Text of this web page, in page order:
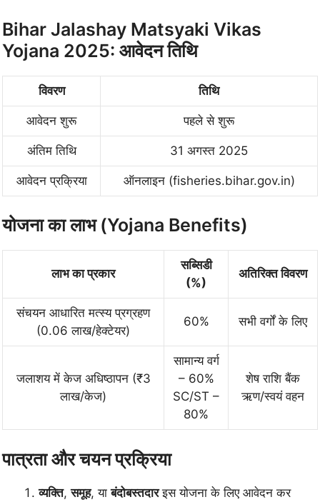
Bihar Jalashay Matsyaki Vikas
Yojana 2025: आवेदन तिथि
विवरण तिथि
आवेदन शुरू पहले से शुरू
अंतिम तिथि 31 अगस्त 2025
आवेदन प्रक्रिया ऑनलाइन (fisheries.bihar.gov.in)
योजना का लाभ (Yojana Benefits)
लाभ का प्रकार
सब्सिडी
(%)
अतिरिक्त विवरण
संचयन आधारित मत्स्य प्रग्रहण
(0.06 लाख/हेक्टेयर)
60% सभी वर्गों के लिए
जलाशय में केज अधिष्ठापन (₹3
लाख/केज)
सामान्य वर्ग
– 60%
SC/ST –
80%
शेष राशि बैंक
ऋण/स्वयं वहन
पात्रता और चयन प्रक्रिया
व्यक्ति,समूह, याबंदोबस्तदारइस योजना के लिए आवेदन कर